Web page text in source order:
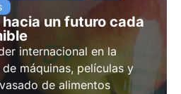
un futuro cada
internacional en la
máquinas, películas y
de alimentos